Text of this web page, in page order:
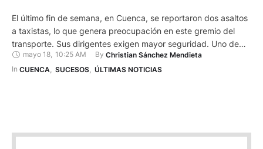
El último fin de semana, en Cuenca, se reportaron dos asaltos
a taxistas, lo que genera preocupación en este gremio del
transporte. Sus dirigentes exigen mayor seguridad. Uno de
los casos ocurrió cerca de las 05:00 del domingo, cuando un
taxista inició una carrera con dos pasajeros desde la plaza
mayo 18, 10:25 AM By Christian Sánchez Mendieta
In CUENCA SUCESOS, ÚLTIMAS NOTICIAS